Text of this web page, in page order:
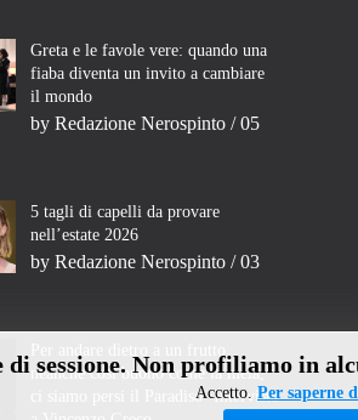
di sessione. Non profiliamo in
Accetto. Per saperne
Greta e le favole vere: quando una
fiaba diventa un invito a cambiare
il mondo
by Redazione Nerospinto / 05
5 tagli di capelli da provare
nell’estate 2026
by Redazione Nerospinto / 03
neanche così buono come la mela,
ci siamo persi il Paradiso- Intervista